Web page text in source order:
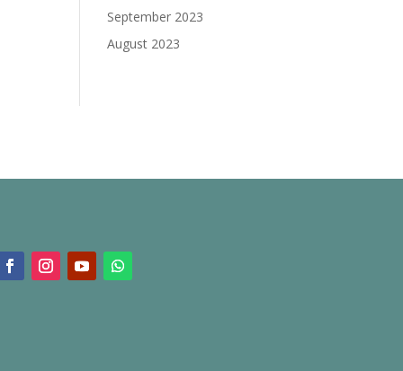
September 2023
August 2023